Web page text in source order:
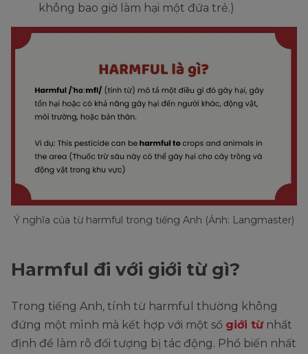
không bao giờ làm hại một đứa trẻ.)
Ý nghĩa của từ harmful trong tiếng Anh (Ảnh: Langmaster)
Harmful đi với giới từ gì?
Trong tiếng Anh, tính từ harmful thường không
đứng một mình mà kết hợp với một số giới từnhất
định để làm rõ đối tượng bị tác động. Phổ biến nhất